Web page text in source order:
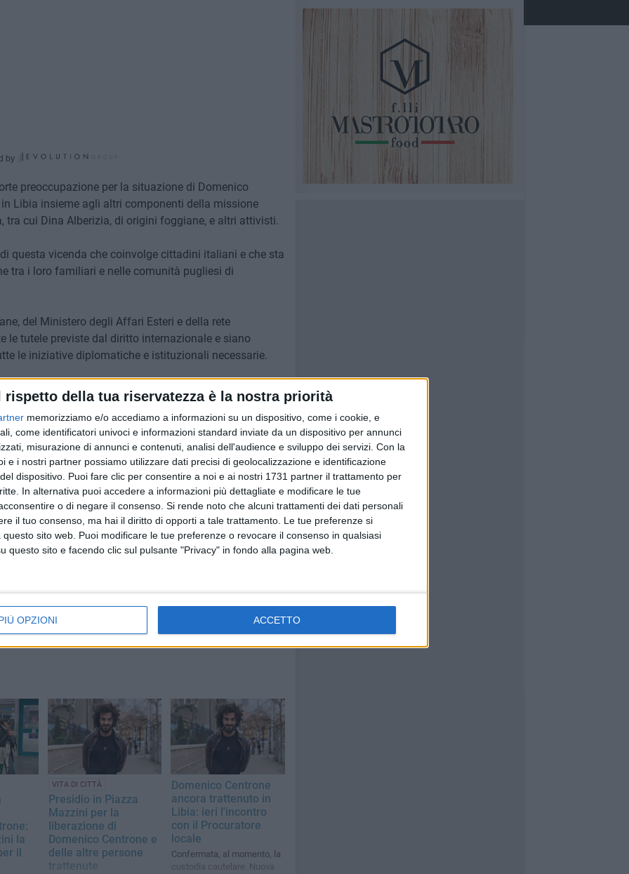
rispetto della tua riservatezza è la nostra priorità
memorizziamo e/o accediamo a informazioni su un dispositivo, come i cookie, e
come identificatori univoci e informazioni standard inviate da un dispositivo per annunci
misurazione di annunci e contenuti, analisi dell'audience e sviluppo dei servizi. Con la
e i nostri partner possiamo utilizzare dati precisi di geolocalizzazione e identificazione
dispositivo. Puoi fare clic per consentire a noi e ai nostri 1731 partner il trattamento per
In alternativa puoi accedere a informazioni più dettagliate e modificare le tue
o di negare il consenso. Si rende noto che alcuni trattamenti dei dati personali
il tuo consenso, ma hai il diritto di opporti a tale trattamento. Le tue preferenze si
sito web. Puoi modificare le tue preferenze o revocare il consenso in qualsiasi
questo sito e facendo clic sul pulsante "Privacy" in fondo alla pagina web.
OPZIONI ACCETTO
by
preoccupazione per la situazione di Domenico
Libia insieme agli altri componenti della missione
tra cui Dina Alberizia, di origini foggiane, e altri attivisti.
questa vicenda che coinvolge cittadini italiani e che sta
tra i loro familiari e nelle comunità pugliesi di
del Ministero degli Affari Esteri e della rete
tutele previste dal diritto internazionale e siano
le iniziative diplomatiche e istituzionali necessarie.
la vita delle persone e il rispetto dei loro diritti
Centrone, Dina Alberizia e tutti gli attivisti coinvolti
ritorno in sicurezza alle proprie famiglie e nel nostro
a
largo
6 AGOSTO 2026
Molfetta piange Marta Maria
Pisani, ultima maestra della
sartoria molfettese
la
il
VITA DI CITTÀ
Presidio in Piazza
Mazzini per la
liberazione di
Domenico Centrone e
delle altre persone
trattenute
Domenico Centrone
ancora trattenuto in
Libia: ieri l'incontro
con il Procuratore
locale
Confermata, al momento, la
custodia cautelare. Nuova